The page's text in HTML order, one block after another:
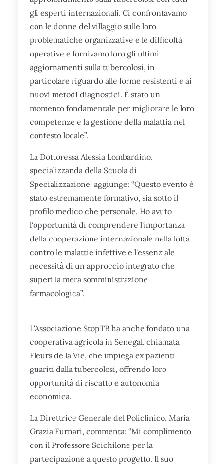
gli esperti internazionali. Ci confrontavamo
con le donne del villaggio sulle loro
problematiche organizzative e le difficoltà
operative e fornivamo loro gli ultimi
aggiornamenti sulla tubercolosi, in
particolare riguardo alle forme resistenti e ai
nuovi metodi diagnostici. È stato un
momento fondamentale per migliorare le loro
competenze e la gestione della malattia nel
contesto locale”.
La Dottoressa Alessia Lombardino,
specializzanda della Scuola di
Specializzazione, aggiunge: “Questo evento è
stato estremamente formativo, sia sotto il
profilo medico che personale. Ho avuto
l'opportunità di comprendere l'importanza
della cooperazione internazionale nella lotta
contro le malattie infettive e l'essenziale
necessità di un approccio integrato che
superi la mera somministrazione
farmacologica”.
L'Associazione StopTB ha anche fondato una
cooperativa agricola in Senegal, chiamata
Fleurs de la Vie, che impiega ex pazienti
guariti dalla tubercolosi, offrendo loro
opportunità di riscatto e autonomia
economica.
La Direttrice Generale del Policlinico, Maria
Grazia Furnari, commenta: “Mi complimento
con il Professore Scichilone per la
partecipazione a questo progetto. Il suo